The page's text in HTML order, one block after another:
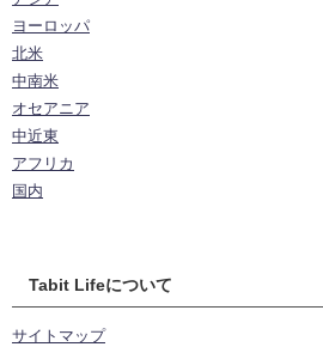
ヨーロッパ
北米
中南米
オセアニア
中近東
アフリカ
国内
Tabit Lifeについて
サイトマップ